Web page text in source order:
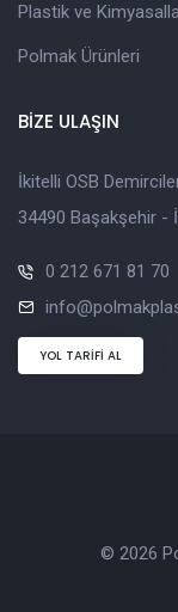
Plastik ve
Polmak Ürünleri
BİZE ULAŞIN
İkitelli OSB
34490 Başakşehir -
0 212 671 81 70
YOL TARİFİ AL
© 2026